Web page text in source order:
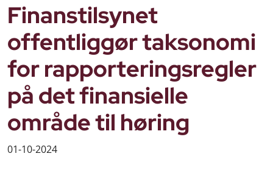
Finanstilsynet
offentliggør taksonomi
for rapporteringsregler
på det finansielle
område til høring
01-10-2024